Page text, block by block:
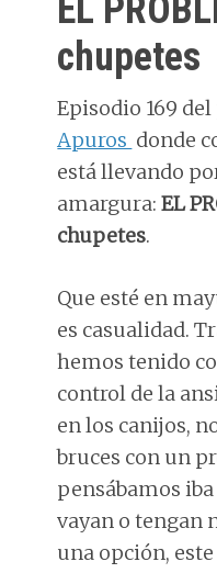
EL
chupetes
Episodio 169
Apuros donde
está llevando
amargura:EL
chupetes.
Que esté en
es casualidad.
hemos tenido
control de la
en los canijos,
bruces con un
pensábamos
vayan o tengan
una opción,